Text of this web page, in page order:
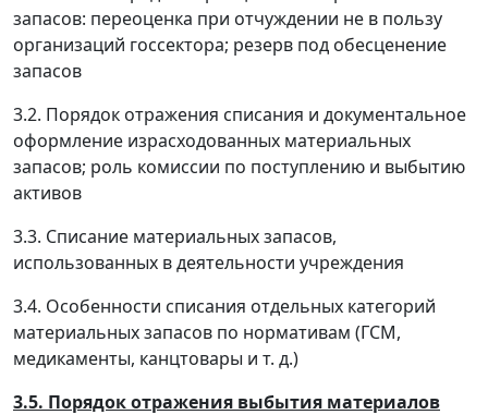
запасов: переоценка при отчуждении не в пользу
организаций госсектора; резерв под обесценение
запасов
3.2. Порядок отражения списания и документальное
оформление израсходованных материальных
запасов; роль комиссии по поступлению и выбытию
активов
3.3. Списание материальных запасов,
использованных в деятельности учреждения
3.4. Особенности списания отдельных категорий
материальных запасов по нормативам (ГСМ,
медикаменты, канцтовары и т. д.)
3.5. Порядок отражения выбытия материалов